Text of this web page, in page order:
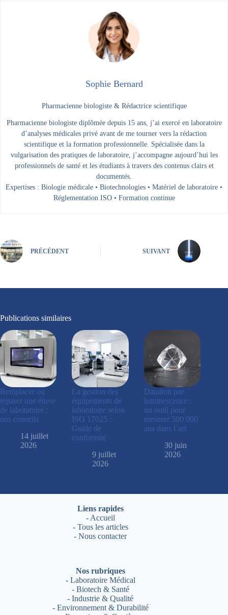
Sophie Bernard
Pharmacienne biologiste & Rédactrice scientifique
Pharmacienne biologiste diplômée depuis 15 ans, j’ai exercé en laboratoire
d’analyses médicales privé avant de me tourner vers la rédaction
scientifique et la formation professionnelle. Spécialisée dans la
vulgarisation des pratiques de laboratoire, j’accompagne aujourd’hui les
professionnels de santé et les étudiants à travers des contenus clairs et
documentés.
Expertises : Biologie médicale • Biotechnologies • Matériel de laboratoire •
Réglementation ISO • Formation continue
PRÉCÉDENT SUIVANT
Publications similaires
Remplacer ou
réparer une étuve
de laboratoire :
nos conseils
14 juillet
2026
La gestion des
équipements de
laboratoire selon
ISO 17025 :
Guide de
conformité
9 juillet
2026
Datation par
luminescence :
un outil pour
mesurer 500 000
ans dans l’art
30 juin
2026
Liens rapides
- Accueil
- Tous les articles
-Nous contacter
Nos rubriques
- Laboratoire Médical
- Biotech & Santé
-Industrie & Qualité
- Environnement & Durabilité